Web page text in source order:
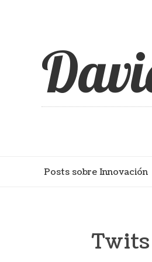
Posts sobre Innovación
Twits